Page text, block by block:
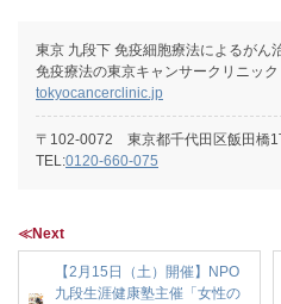
東京 九段下 免疫細胞療法によるがん
免疫療法の東京キャンサークリニック
tokyocancerclinic.jp
〒102-0072 東京都千代田区飯田橋1
TEL:0120-660-075
≪Next
【2月15日（土）開催】NPO
九段生涯健康塾主催「女性の